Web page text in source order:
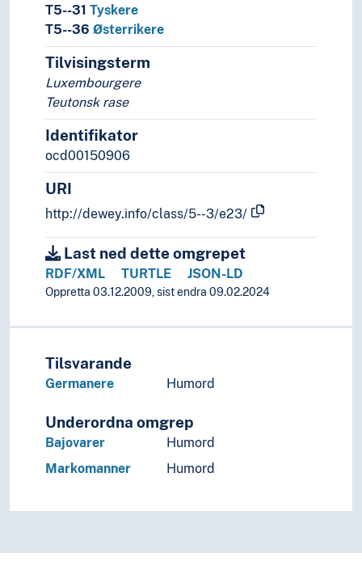
T5--31 Tyskere
T5--36 Østerrikere
Tilvisingsterm
Luxembourgere
Teutonsk rase
Identifikator
ocd00150906
URI
http://dewey.info/class/5--3/e23/
Last ned dette omgrepet
RDF/XML TURTLE JSON-LD
Oppretta 03.12.2009, sist endra 09.02.2024
Tilsvarande
Germanere Humord
Underordna omgrep
Bajovarer
Humord
Markomanner
Humord